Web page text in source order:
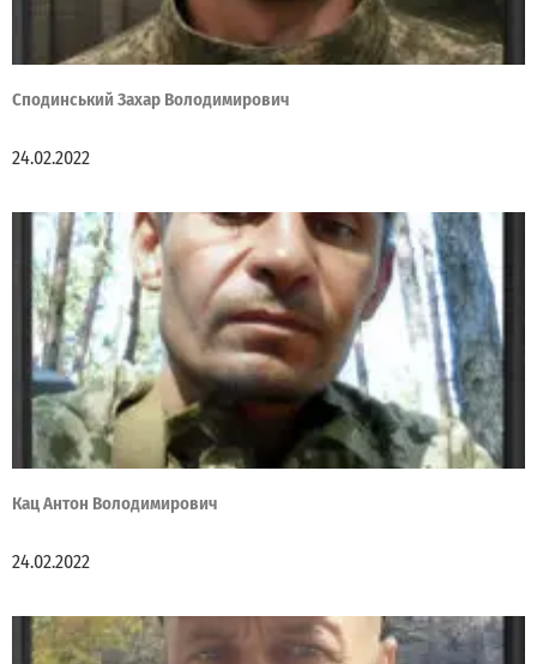
Сподинський Захар Володимирович
24.02.2022
Кац Антон Володимирович
24.02.2022